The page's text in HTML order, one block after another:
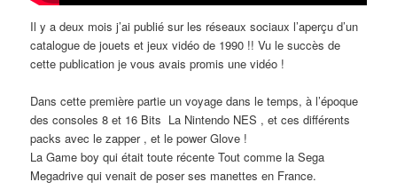
Il y a deux mois j’ai publié sur les réseaux sociaux l’aperçu d’un
catalogue de jouets et jeux vidéo de 1990 !! Vu le succès de
cette publication je vous avais promis une vidéo !
Dans cette première partie un voyage dans le temps, à l’époque
des consoles 8 et 16 Bits La Nintendo NES , et ces différents
packs avec le zapper , et le power Glove !
La Game boy qui était toute récente Tout comme la Sega
Megadrive qui venait de poser ses manettes en France.